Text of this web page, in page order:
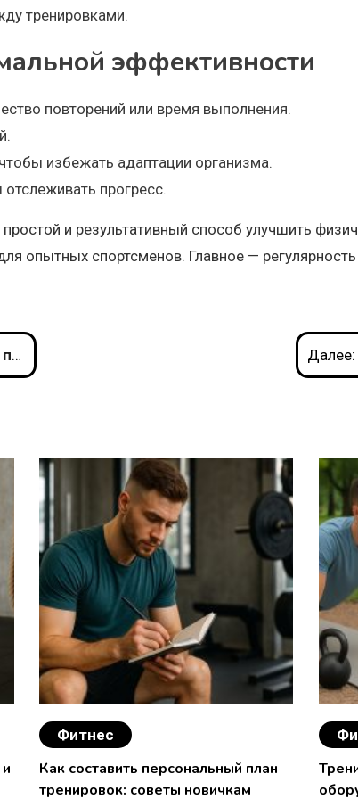
тренировками.
эффективности
повторений или время выполнения.
избежать адаптации организма.
прогресс.
простой и результативный способ улучшить
опытных спортсменов. Главное —
Далее:
Фитнес
Как составить персональный план
тренировок: советы новичкам